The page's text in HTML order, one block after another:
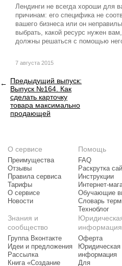
Лендинги не всегда хороши для
причинам: его специфика не
вашего бизнеса или он
выбрать, какой ресурс нужен
должны решаться с помощью
7 августа 2015
Предыдущий выпуск:
Выпуск №164. Как
сделать карточку
товара максимально
продающей
О сервисе
Преимущества
Отзывы
Правила сервиса
Тарифы
О сервисе
Новости
Помощь
FAQ
Раскрутка
Инструкции
Интернет-
Обучающие
Словарь
Техноблог
Знания и
сообщество
Группа Вконтакте
Идеи и предложения
Рассылка
Книга «Создание
информация
Оферта
Юридическая
информация
Для